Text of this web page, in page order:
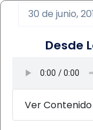
30 de junio,
Desde
Ver Contenido